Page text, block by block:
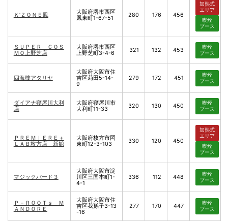
Ｋ’ＺＯＮＥ鳳
大阪府堺市西区
鳳東町1-67-51
280 176 456
加熱式
エリア
喫煙
ブース
ＳＵＰＥＲ ＣＯＳ
ＭＯ上野芝店
大阪府堺市西区
上野芝町3-4-6
321 132 453
喫煙
ブース
四海樓アタリヤ
大阪府大阪市住
吉区苅田5-14-
9
279 172 451
喫煙
ブース
ダイアナ寝屋川大利
店
大阪府寝屋川市
大利町11-33
320 130 450
喫煙
ブース
ＰＲＥＭＩＥＲＥ＋
ＬＡＢ枚方店 新館
大阪府枚方市岡
東町12-3-103
330 120 450
加熱式
エリア
喫煙
ブース
マジックバード３
大阪府大阪市淀
川区三国本町1-
4-1
336 112 448
喫煙
ブース
Ｐ－ＲＯＯＴｓ Ｍ
ＡＮＤＯＲＥ
大阪府大阪市住
吉区我孫子3-13
-16
277 170 447
喫煙
ブース